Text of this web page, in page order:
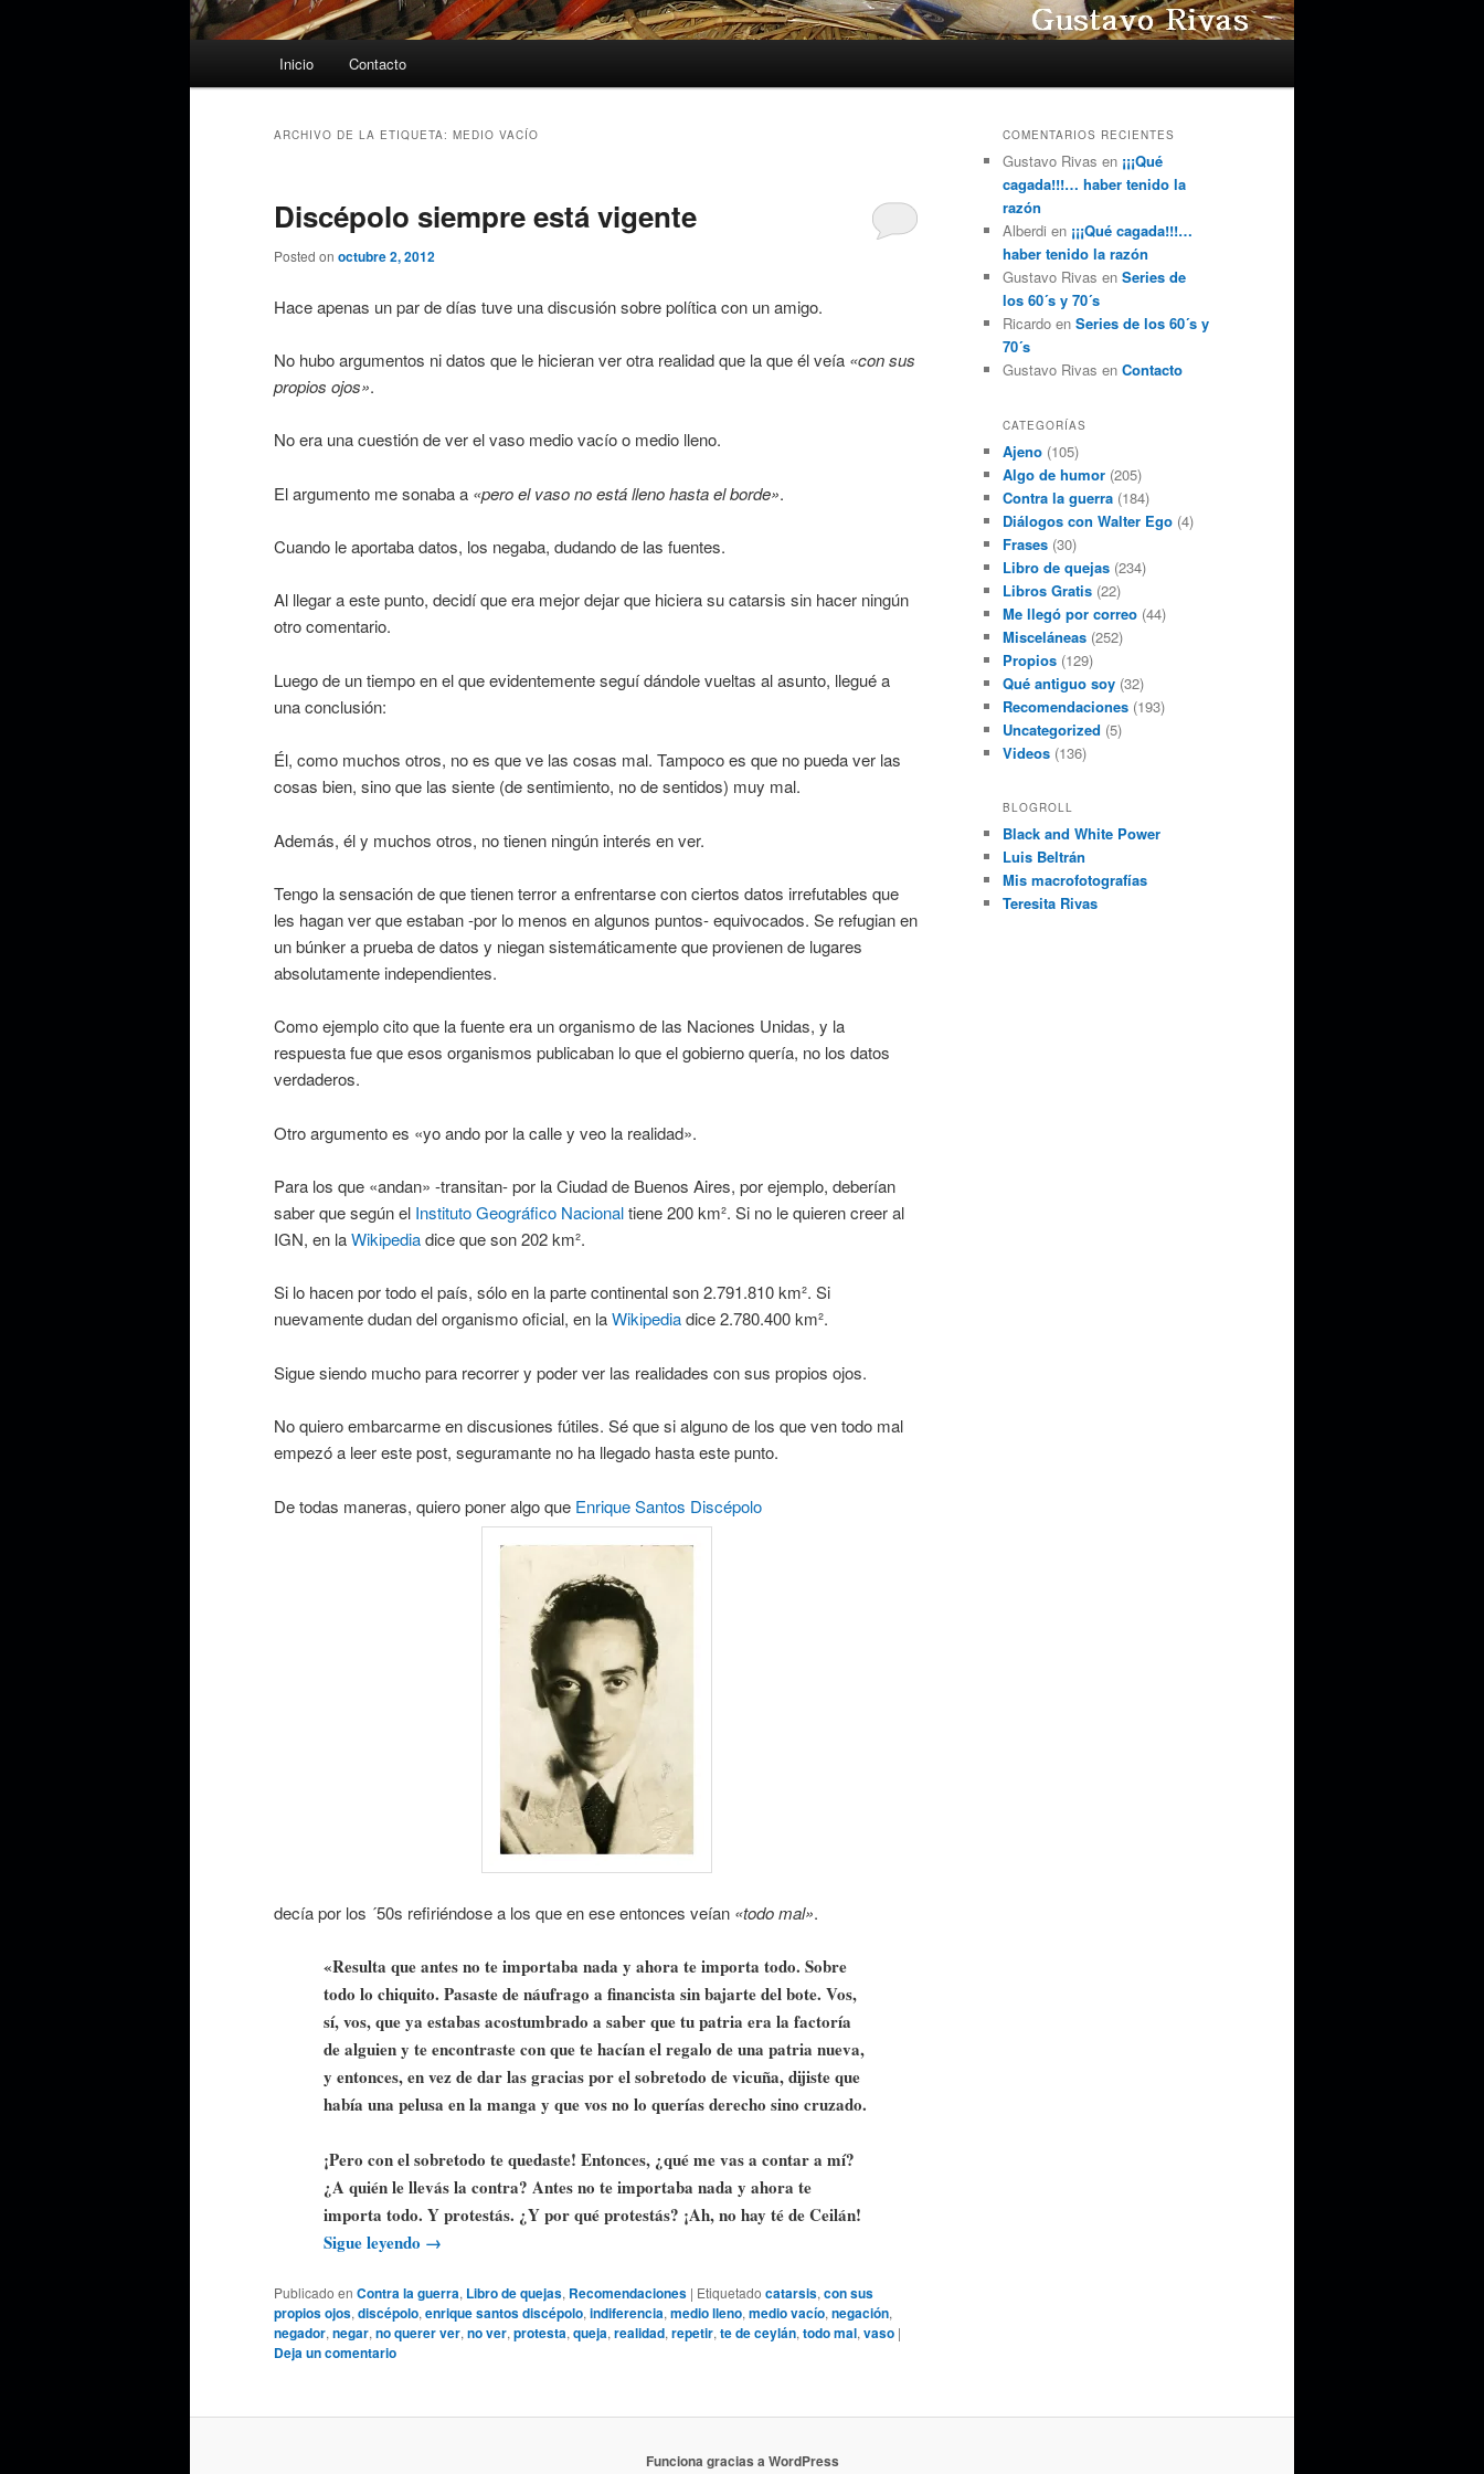
Inicio Contacto
ARCHIVO DE LA ETIQUETA: MEDIO VACÍO
Discépolo siempre está vigente
Posted on octubre 2, 2012
Hace apenas un par de días tuve una discusión sobre política con un amigo.
No hubo argumentos ni datos que le hicieran ver otra realidad que la que él veía «con sus
propios ojos».
No era una cuestión de ver el vaso medio vacío o medio lleno.
El argumento me sonaba a «pero el vaso no está lleno hasta el borde».
Cuando le aportaba datos, los negaba, dudando de las fuentes.
Al llegar a este punto, decidí que era mejor dejar que hiciera su catarsis sin hacer ningún
otro comentario.
Luego de un tiempo en el que evidentemente seguí dándole vueltas al asunto, llegué a
una conclusión:
Él, como muchos otros, no es que ve las cosas mal. Tampoco es que no pueda ver las
cosas bien, sino que las siente (de sentimiento, no de sentidos) muy mal.
Además, él y muchos otros, no tienen ningún interés en ver.
Tengo la sensación de que tienen terror a enfrentarse con ciertos datos irrefutables que
les hagan ver que estaban -por lo menos en algunos puntos- equivocados. Se refugian en
un búnker a prueba de datos y niegan sistemáticamente que provienen de lugares
absolutamente independientes.
Como ejemplo cito que la fuente era un organismo de las Naciones Unidas, y la
respuesta fue que esos organismos publicaban lo que el gobierno quería, no los datos
verdaderos.
Otro argumento es «yo ando por la calle y veo la realidad».
Para los que «andan» -transitan- por la Ciudad de Buenos Aires, por ejemplo, deberían
saber que según el Instituto Geográfico Nacionaltiene 200 km². Si no le quieren creer al
IGN, en laWikipediadice que son 202 km².
Si lo hacen por todo el país, sólo en la parte continental son 2.791.810 km². Si
nuevamente dudan del organismo oficial, en laWikipediadice 2.780.400 km².
Sigue siendo mucho para recorrer y poder ver las realidades con sus propios ojos.
No quiero embarcarme en discusiones fútiles. Sé que si alguno de los que ven todo mal
empezó a leer este post, seguramante no ha llegado hasta este punto.
De todas maneras, quiero poner algo que Enrique Santos Discépolo
decía por los ´50s refiriéndose a los que en ese entonces veían «todo mal».
«Resulta que antes no te importaba nada y ahora te importa todo. Sobre
todo lo chiquito. Pasaste de náufrago a financista sin bajarte del bote. Vos,
sí, vos, que ya estabas acostumbrado a saber que tu patria era la factoría
de alguien y te encontraste con que te hacían el regalo de una patria nueva,
y entonces, en vez de dar las gracias por el sobretodo de vicuña, dijiste que
había una pelusa en la manga y que vos no lo querías derecho sino cruzado.
¡Pero con el sobretodo te quedaste! Entonces, ¿qué me vas a contar a mí?
¿A quién le llevás la contra? Antes no te importaba nada y ahora te
importa todo. Y protestás. ¿Y por qué protestás? ¡Ah, no hay té de Ceilán!
Sigue leyendo →
Publicado en Contra la guerra, Libro de quejas, Recomendaciones | Etiquetado catarsis, con sus
propios ojos, discépolo, enrique santos discépolo, indiferencia, medio lleno, medio vacío, negación,
negador, negar, no querer ver, no ver, protesta, queja, realidad, repetir, te de ceylán, todo mal, vaso |
Deja un comentario
COMENTARIOS RECIENTES
Gustavo Rivas en ¡¡¡Qué
cagada!!!… haber tenido la
razón
Alberdi en ¡¡¡Qué cagada!!!…
haber tenido la razón
Gustavo Rivas en Series de
los 60´s y 70´s
Ricardo en Series de los 60´s y
70´s
Gustavo Rivas en Contacto
CATEGORÍAS
Ajeno (105)
Algo de humor (205)
Contra la guerra (184)
Diálogos con Walter Ego (4)
Frases (30)
Libro de quejas (234)
Libros Gratis (22)
Me llegó por correo (44)
Misceláneas (252)
Propios (129)
Qué antiguo soy (32)
Recomendaciones (193)
Uncategorized (5)
Videos (136)
BLOGROLL
Black and White Power
Luis Beltrán
Mis macrofotografías
Teresita Rivas
Funciona gracias a WordPress